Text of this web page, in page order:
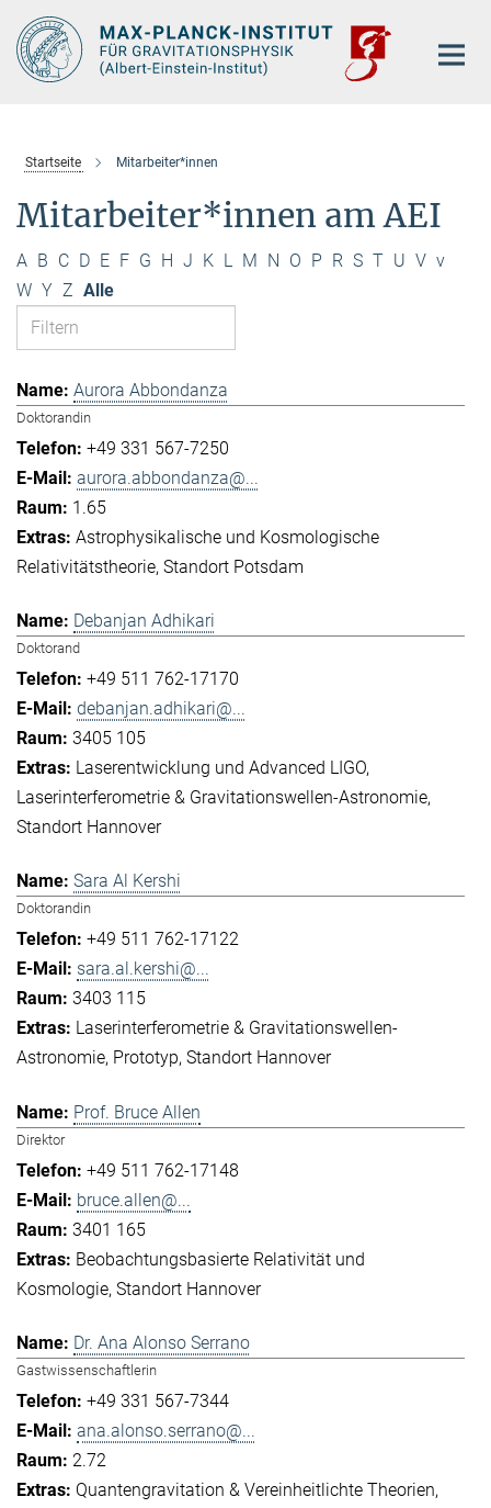
Hauptinhalt
Startseite Mitarbeiter*innen
Mitarbeiter*innen am AEI
A B C D E F G H J K L M N O P R S T U V v
W Y Z Alle
Aurora Abbondanza
Doktorandin
+49 331 567-7250
aurora.abbondanza@...
1.65
Astrophysikalische und Kosmologische
Relativitätstheorie Standort Potsdam
Debanjan Adhikari
Doktorand
+49 511 762-17170
debanjan.adhikari@...
3405 105
Laserentwicklung und Advanced LIGO
Laserinterferometrie & Gravitationswellen-Astronomie
Standort Hannover
Sara Al Kershi
Doktorandin
+49 511 762-17122
sara.al.kershi@...
3403 115
Laserinterferometrie & Gravitationswellen-
Astronomie Prototyp Standort Hannover
Prof. Bruce Allen
Direktor
+49 511 762-17148
bruce.allen@...
3401 165
Beobachtungsbasierte Relativität und
Kosmologie Standort Hannover
Dr. Ana Alonso Serrano
Gastwissenschaftlerin
+49 331 567-7344
ana.alonso.serrano@...
2.72
Quantengravitation & Vereinheitlichte Theorien